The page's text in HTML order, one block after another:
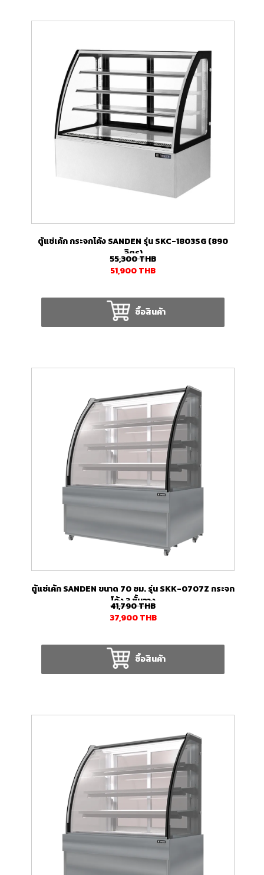
ตู้แช่เค้ก กระจกโค้ง SANDEN รุ่น SKC-1803SG (890
ลิตร)
55,300THB
51,900THB
ซื้อสินค้า
ตู้แช่เค้ก SANDEN ขนาด 70 ซม. รุ่น SKK-0707Z กระจก
โค้ง 3 ชั้นวาง
41,790THB
37,900THB
ซื้อสินค้า